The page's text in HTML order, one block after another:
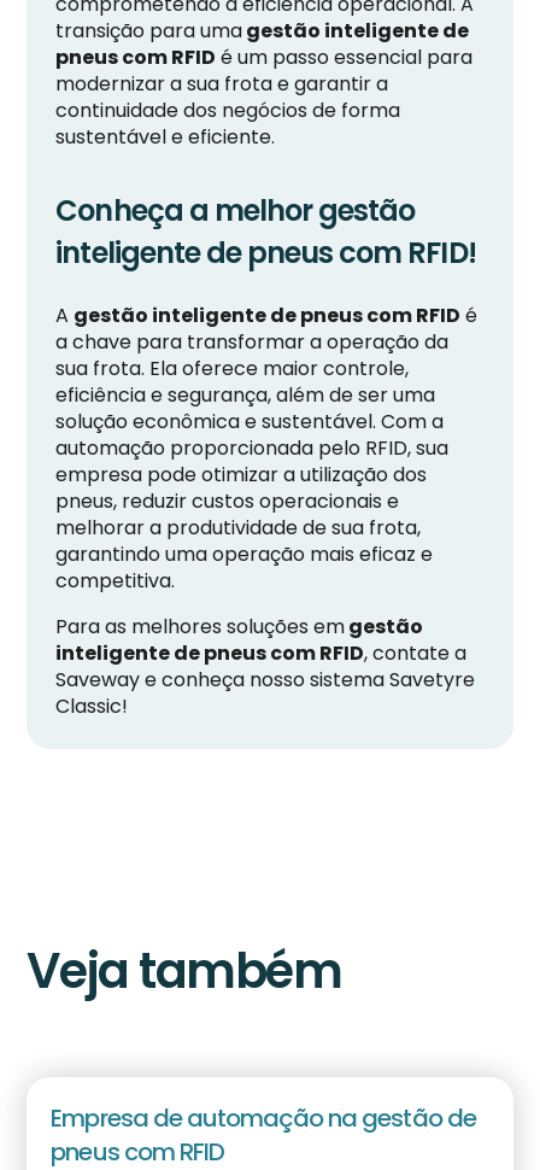
transição para umagestão inteligente de
pneus com RFID é um passo essencial para
modernizar a sua frota e garantir a
continuidade dos negócios de forma
sustentável e eficiente.
Conheça a melhor gestão
inteligente de pneus com RFID!
A gestão inteligente de pneus com RFID é
a chave para transformar a operação da
sua frota. Ela oferece maior controle,
eficiência e segurança, além de ser uma
solução econômica e sustentável. Com a
automação proporcionada pelo RFID, sua
empresa pode otimizar a utilização dos
pneus, reduzir custos operacionais e
melhorar a produtividade de sua frota,
garantindo uma operação mais eficaz e
competitiva.
Para as melhores soluções emgestão
inteligente de pneus com RFID, contate a
Saveway e conheça nosso sistema Savetyre
Classic!
Veja também
Empresa de automação na gestão de
pneus com RFID